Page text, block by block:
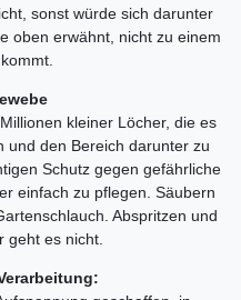
sonst würde sich darunter
oben erwähnt, nicht zu einem
kleiner Löcher, die es
und den Bereich darunter zu
Schutz gegen gefährliche
einfach zu pflegen. Säubern
Abspritzen und
geht es nicht.